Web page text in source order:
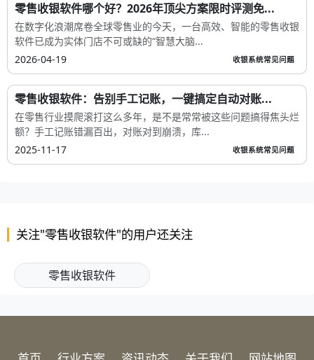
零售收银软件哪个好？2026年顶尖方案限时评测免...
在数字化浪潮席卷全球零售业的今天，一台高效、智能的零售收银
软件已成为实体门店不可或缺的“智慧大脑...
2026-04-19
收银系统常见问题
零售收银软件：告别手工记账，一键搞定自动对账...
在零售行业摸爬滚打这么多年，是不是常常被这些问题搞得焦头烂
额？手工记账错漏百出，对账对到崩溃，库...
2025-11-17
收银系统常见问题
关注"零售收银软件"的用户还关注
零售收银软件